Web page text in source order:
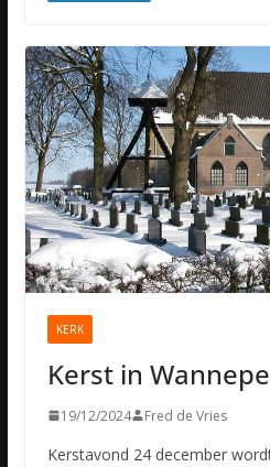
KERK
Kerst in
19/12/2024 Fred de Vries
Kerstavond 24 december